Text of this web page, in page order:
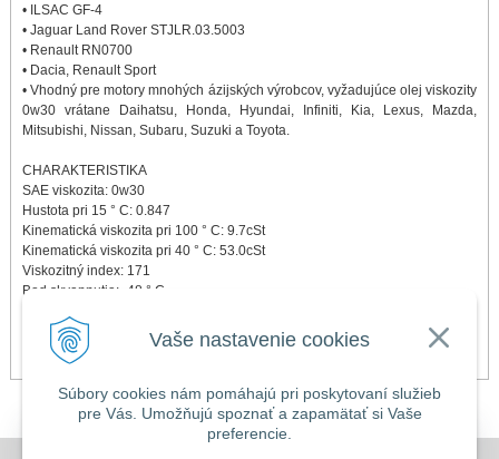
Vaše nastavenie cookies
Súbory cookies nám pomáhajú pri poskytovaní služieb
pre Vás. Umožňujú spoznať a zapamätať si Vaše
preferencie.
• ILSAC GF-4
• Jaguar Land Rover STJLR.03.5003
• Renault RN0700
• Dacia, Renault Sport
• Vhodný pre motory mnohých ázijských výrobcov, vyžadujúce olej viskozity
0w30 vrátane Daihatsu, Honda, Hyundai, Infiniti, Kia, Lexus, Mazda,
Mitsubishi, Nissan, Subaru, Suzuki a Toyota.
CHARAKTERISTIKA
SAE viskozita: 0w30
Hustota pri 15 ° C: 0.847
Kinematická viskozita pri 100 ° C: 9.7cSt
Kinematická viskozita pri 40 ° C: 53.0cSt
Viskozitný index: 171
Bod skvapnutia: -48 ° C
HTHS: 3.0 mPa.s
TBN: 10.0 mg KOH / gm
DOVOLENKA 3. - 7. augusta 2026